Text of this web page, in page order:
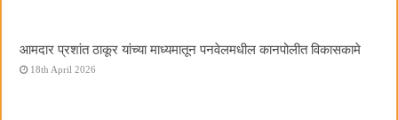
आमदार प्रशांत ठाकूर यांच्या माध्यमातून पनवेलमधील कानपोलीत विकासकामे
18th April 2026